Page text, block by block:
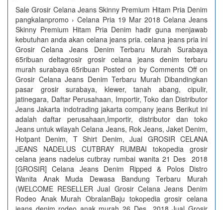
Sale Grosir Celana Jeans Skinny Premium Hitam Pria Denim
pangkalanpromo › Celana Pria 19 Mar 2018 Celana Jeans
Skinny Premium Hitam Pria Denim hadir guna menjawab
kebutuhan anda akan celana jeans pria. celana jeans pria ini
Grosir Celana Jeans Denim Terbaru Murah Surabaya
65ribuan deltagrosir grosir celana jeans denim terbaru
murah surabaya 65ribuan Posted on by Comments Off on
Grosir Celana Jeans Denim Terbaru Murah Dibandingkan
pasar grosir surabaya, klewer, tanah abang, cipulir,
jatinegara, Daftar Perusahaan, Importir, Toko dan Distributor
Jeans Jakarta indotrading jakarta company jeans Berikut ini
adalah daftar perusahaan,Importir, distributor dan toko
Jeans untuk wilayah Celana Jeans, Rok Jeans, Jaket Denim,
Hotpant Denim, T Shirt Denim, Jual GROSIR CELANA
JEANS NADELUS CUTBRAY RUMBAI tokopedia grosir
celana jeans nadelus cutbray rumbai wanita 21 Des 2018
[GROSIR] Celana Jeans Denim Ripped & Polos Distro
Wanita Anak Muda Dewasa Bandung Terbaru Murah
(WELCOME RESELLER Jual Grosir Celana Jeans Denim
Rodeo Anak Murah ObralanBaju tokopedia grosir celana